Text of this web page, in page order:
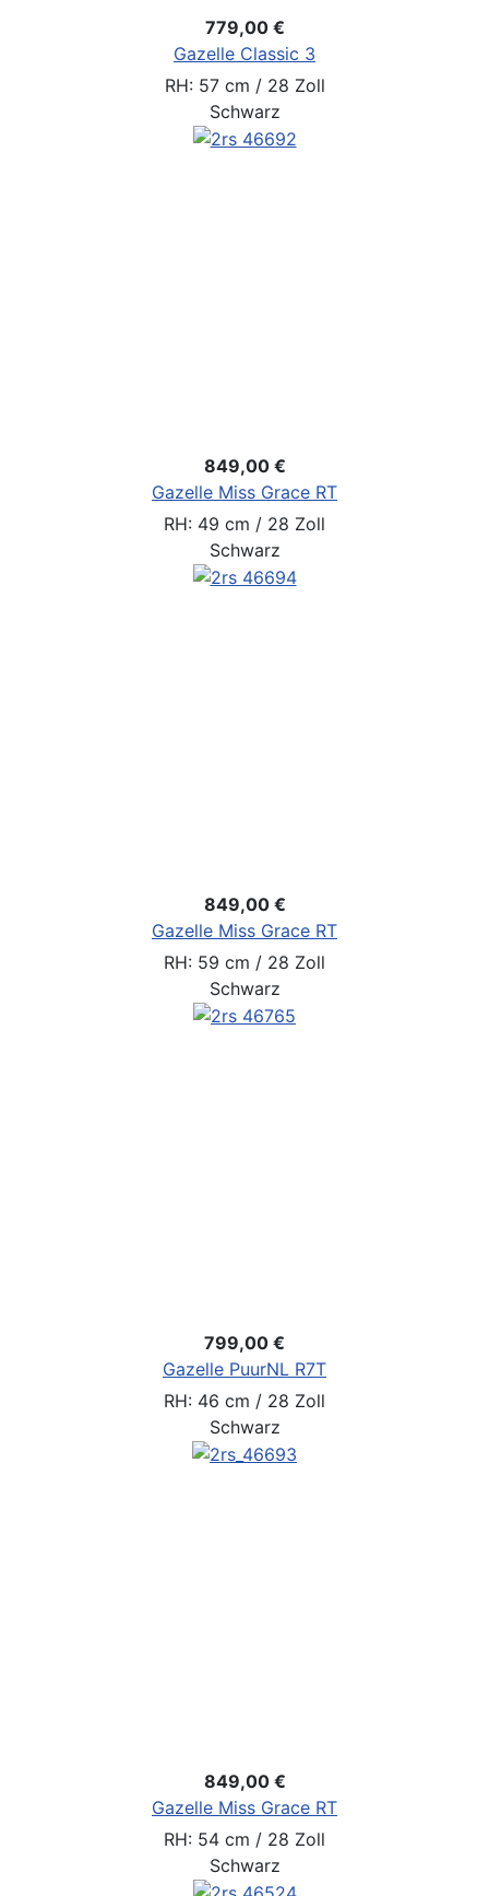
779,00 €
Gazelle Classic 3
RH: 57 cm / 28 Zoll
Schwarz
849,00 €
Gazelle Miss Grace RT
RH: 49 cm / 28 Zoll
Schwarz
849,00 €
Gazelle Miss Grace RT
RH: 59 cm / 28 Zoll
Schwarz
799,00 €
Gazelle PuurNL R7T
RH: 46 cm / 28 Zoll
Schwarz
849,00 €
Gazelle Miss Grace RT
RH: 54 cm / 28 Zoll
Schwarz